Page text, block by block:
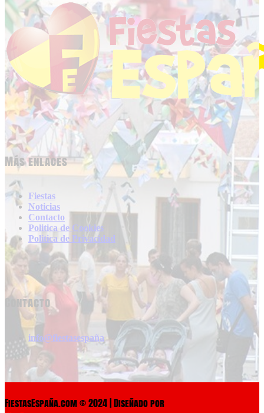
Más enlaces
Fiestas
Noticias
Contacto
Politica de Cookies
Politica de Privacidad
Contacto
info@fiestasespaña
FiestasEspaña.com © 2024 | Diseñado por